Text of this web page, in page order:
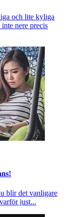
och lite kyliga
nere precis
blir det vanligare
just...